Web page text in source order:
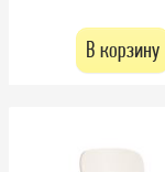
В корзину